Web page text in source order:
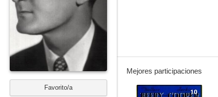
Favorito/a
Mejores participaciones
10